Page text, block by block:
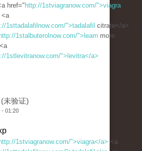
href=" http://1stviagranow.com/">viagra
<a
1sttadalafilnow.com/">tadalafil citrate</a>
http://1stalbuterolnow.com/">learn more
1stlevitranow.com/">levitra</a>
未验证)
- 01:20
http://1stviagranow.com/">viagra</a> <a